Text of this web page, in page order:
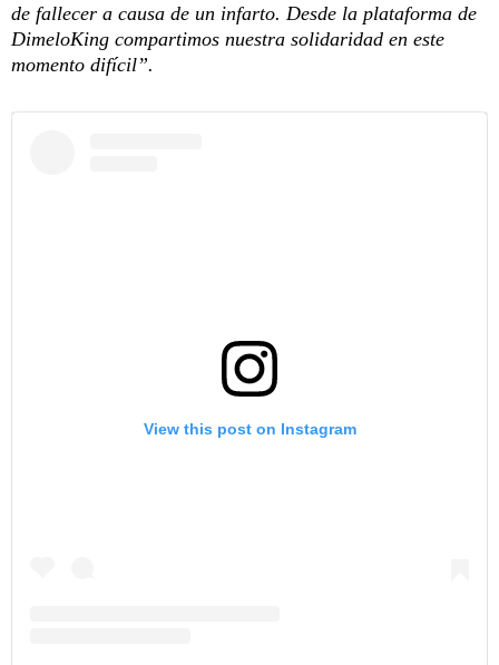
de fallecer a causa de un infarto. Desde la plataforma de
DimeloKing compartimos nuestra solidaridad en este
momento difícil”.
View this post on Instagram